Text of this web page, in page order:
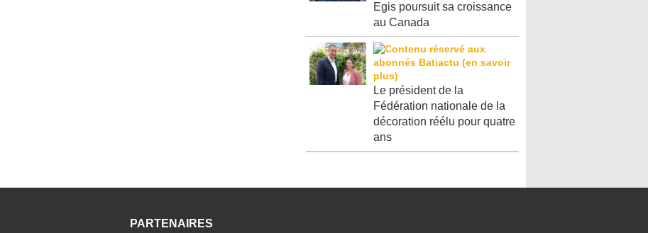
Egis poursuit sa croissance
au Canada
Le président de la
Fédération nationale de la
décoration réélu pour quatre
ans
PARTENAIRES